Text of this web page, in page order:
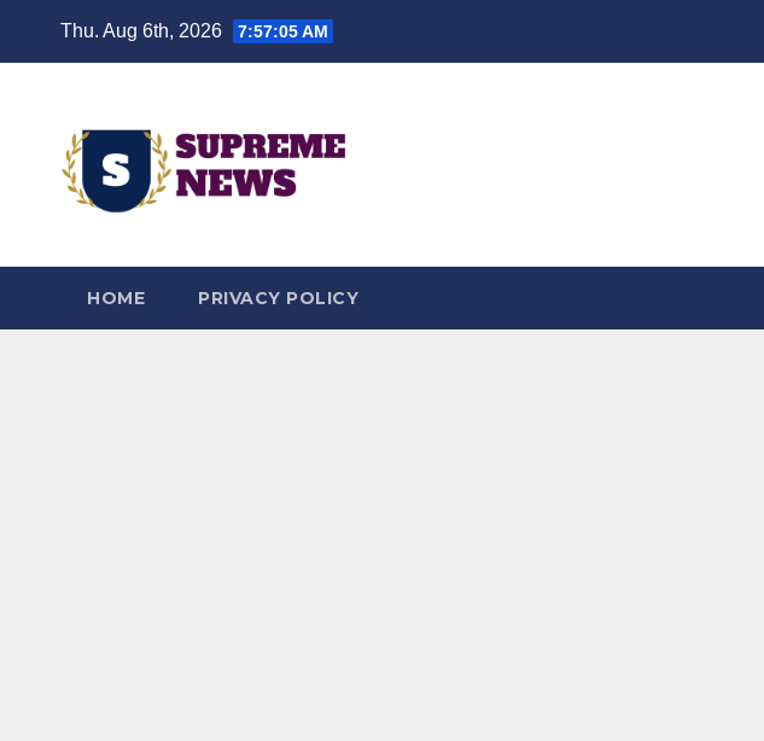
Thu. Aug 6th, 2026 7:57:06 AM
HOME PRIVACY POLICY